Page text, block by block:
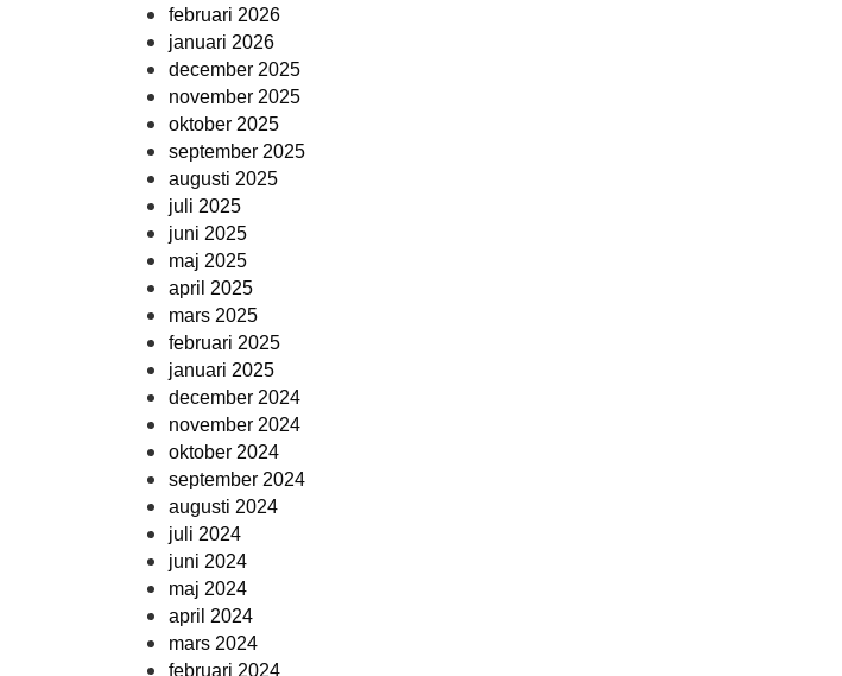
februari 2026
januari 2026
december 2025
november 2025
oktober 2025
september 2025
augusti 2025
juli 2025
juni 2025
maj 2025
april 2025
mars 2025
februari 2025
januari 2025
december 2024
november 2024
oktober 2024
september 2024
augusti 2024
juli 2024
juni 2024
maj 2024
april 2024
mars 2024
februari 2024